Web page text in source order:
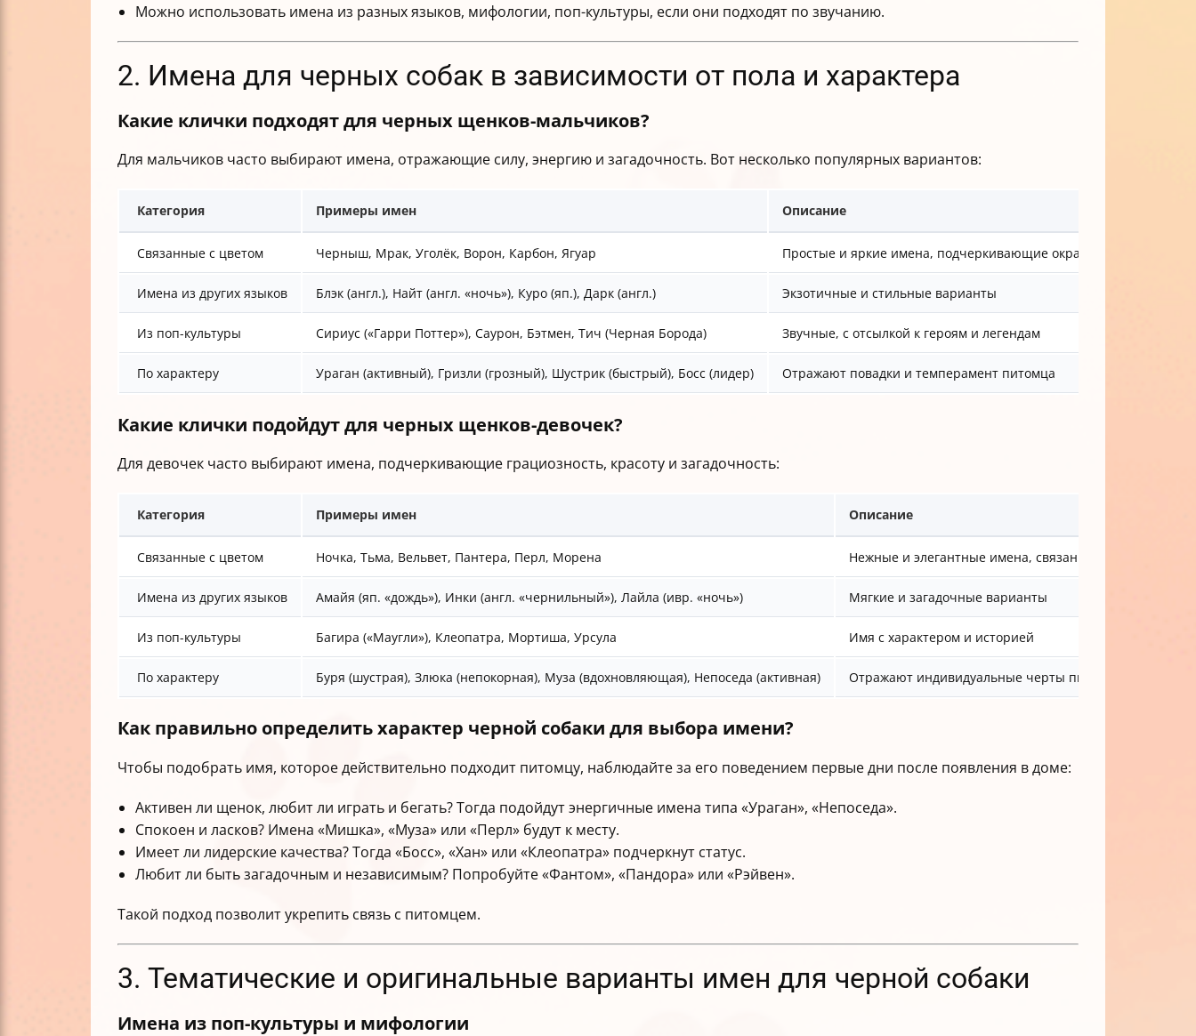
Можно использовать имена из разных языков, мифологии, поп-культуры, если они подходят по звучанию.
2. Имена для черных собак в зависимости от пола и характера
Какие клички подходят для черных щенков-мальчиков?
Для мальчиков часто выбирают имена, отражающие силу, энергию и загадочность. Вот несколько популярных вариантов:
Категория Примеры имен Описание
Связанные с цветом Черныш, Мрак, Уголёк, Ворон, Карбон, Ягуар Простые и яркие имена, подчеркивающие окрас
Имена из других языков Блэк (англ.), Найт (англ. «ночь»), Куро (яп.), Дарк (англ.) Экзотичные и стильные варианты
Из поп-культуры Сириус («Гарри Поттер»), Саурон, Бэтмен, Тич (Черная Борода) Звучные, с отсылкой к героям и легендам
По характеру Ураган (активный), Гризли (грозный), Шустрик (быстрый), Босс (лидер) Отражают повадки и темперамент питомца
Какие клички подойдут для черных щенков-девочек?
Для девочек часто выбирают имена, подчеркивающие грациозность, красоту и загадочность:
Категория Примеры имен Описание
Связанные с цветом Ночка, Тьма, Вельвет, Пантера, Перл, Морена Нежные и элегантные имена, связанные с черным
Имена из других языков Амайя (яп. «дождь»), Инки (англ. «чернильный»), Лайла (ивр. «ночь») Мягкие и загадочные варианты
Из поп-культуры Багира («Маугли»), Клеопатра, Мортиша, Урсула Имя с характером и историей
По характеру Буря (шустрая), Злюка (непокорная), Муза (вдохновляющая), Непоседа (активная) Отражают индивидуальные черты питомца
Как правильно определить характер черной собаки для выбора имени?
Чтобы подобрать имя, которое действительно подходит питомцу, наблюдайте за его поведением первые дни после появления в доме:
Активен ли щенок, любит ли играть и бегать? Тогда подойдут энергичные имена типа «Ураган», «Непоседа».
Спокоен и ласков? Имена «Мишка», «Муза» или «Перл» будут к месту.
Имеет ли лидерские качества? Тогда «Босс», «Хан» или «Клеопатра» подчеркнут статус.
Любит ли быть загадочным и независимым? Попробуйте «Фантом», «Пандора» или «Рэйвен».
Такой подход позволит укрепить связь с питомцем.
3. Тематические и оригинальные варианты имен для черной собаки
Имена из поп-культуры и мифологии